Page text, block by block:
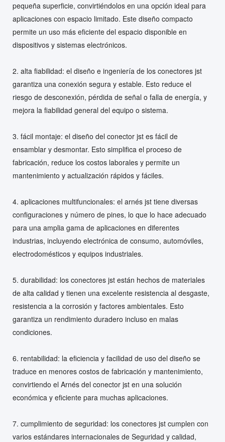
pequeña superficie, convirtiéndolos en una opción ideal para
aplicaciones con espacio limitado. Este diseño compacto
permite un uso más eficiente del espacio disponible en
dispositivos y sistemas electrónicos.
2. alta fiabilidad: el diseño e ingeniería de los conectores jst
garantiza una conexión segura y estable. Esto reduce el
riesgo de desconexión, pérdida de señal o falla de energía, y
mejora la fiabilidad general del equipo o sistema.
3. fácil montaje: el diseño del conector jst es fácil de
ensamblar y desmontar. Esto simplifica el proceso de
fabricación, reduce los costos laborales y permite un
mantenimiento y actualización rápidos y fáciles.
4. aplicaciones multifuncionales: el arnés jst tiene diversas
configuraciones y número de pines, lo que lo hace adecuado
para una amplia gama de aplicaciones en diferentes
industrias, incluyendo electrónica de consumo, automóviles,
electrodomésticos y equipos industriales.
5. durabilidad: los conectores jst están hechos de materiales
de alta calidad y tienen una excelente resistencia al desgaste,
resistencia a la corrosión y factores ambientales. Esto
garantiza un rendimiento duradero incluso en malas
condiciones.
6. rentabilidad: la eficiencia y facilidad de uso del diseño se
traduce en menores costos de fabricación y mantenimiento,
convirtiendo el Arnés del conector jst en una solución
económica y eficiente para muchas aplicaciones.
7. cumplimiento de seguridad: los conectores jst cumplen con
varios estándares internacionales de Seguridad y calidad,